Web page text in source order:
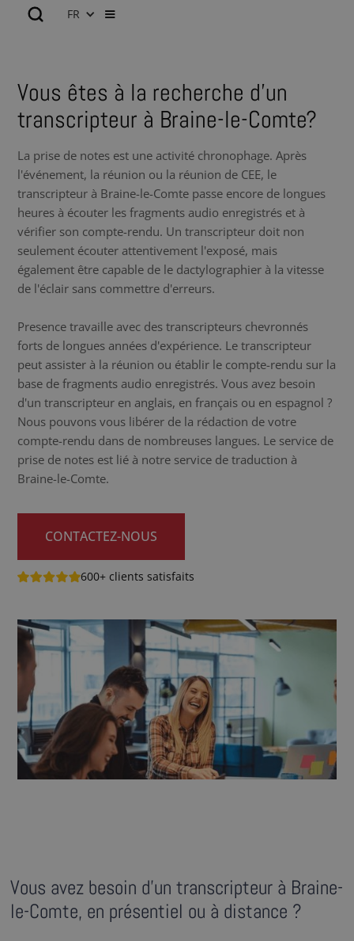
FR
Vous êtes à la recherche d’un
transcripteur à Braine-le-Comte?
La prise de notes est une activité chronophage. Après
l'événement, la réunion ou la réunion de CEE, le
transcripteur à Braine-le-Comte passe encore de longues
heures à écouter les fragments audio enregistrés et à
vérifier son compte-rendu. Un transcripteur doit non
seulement écouter attentivement l'exposé, mais
également être capable de le dactylographier à la vitesse
de l'éclair sans commettre d'erreurs.
Presence travaille avec des transcripteurs chevronnés
forts de longues années d'expérience. Le transcripteur
peut assister à la réunion ou établir le compte-rendu sur la
base de fragments audio enregistrés. Vous avez besoin
d'un transcripteur en anglais, en français ou en espagnol ?
Nous pouvons vous libérer de la rédaction de votre
compte-rendu dans de nombreuses langues. Le service de
prise de notes est lié à notre service de traduction à
Braine-le-Comte.
CONTACTEZ-NOUS
600+ clients satisfaits
Vous avez besoin d’un transcripteur à Braine-
le-Comte, en présentiel ou à distance ?